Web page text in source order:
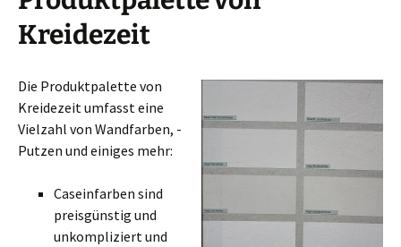
Kreidezeit
Die Produktpalette von
Kreidezeit umfasst eine
Vielzahl von Wandfarben, -
Putzen und einiges mehr:
Caseinfarben sind
preisgünstig und
unkompliziert und